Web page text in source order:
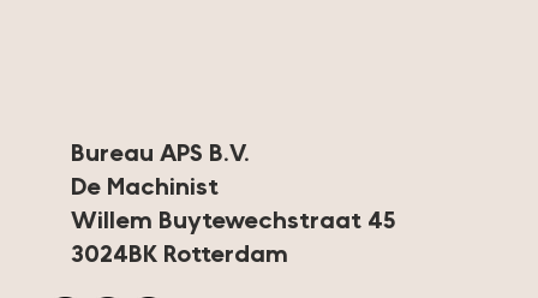
Bureau APS B.V.
De Machinist
Willem Buytewechstraat 45
3024BK Rotterdam